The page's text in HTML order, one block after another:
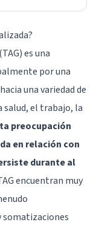
es una
por una
una variedad de
salud, el trabajo, la
preocupación
en relación con
durante al
encuentran muy